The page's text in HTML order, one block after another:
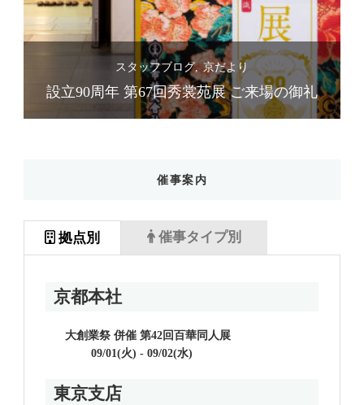
スタッフブログ 京だより
設立90周年 第67回秀裳苑展 ご来場の御礼
催事案内
拠点別
京都本社
大創業祭 併催 第42回百華同人展
09/01(火) - 09/02(水)
東京支店
催事タイプ別